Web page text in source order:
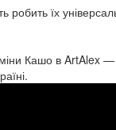
робить їх
Кашо в ArtAlex